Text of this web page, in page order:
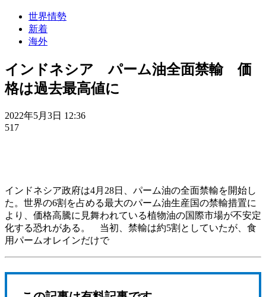
世界情勢
新着
海外
インドネシア パーム油全面禁輸 価
格は過去最高値に
2022年5月3日 12:36
517
インドネシア政府は4月28日、パーム油の全面禁輸を開始し
た。世界の6割を占める最大のパーム油生産国の禁輸措置に
より、価格高騰に見舞われている植物油の国際市場が不安定
化する恐れがある。 当初、禁輸は約5割としていたが、食
用パームオレインだけで